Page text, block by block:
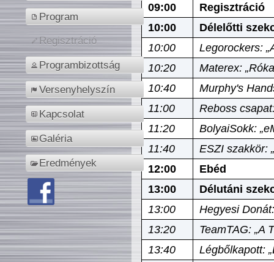
Program
Regisztráció
Programbizottság
Versenyhelyszín
Kapcsolat
Galéria
Eredmények
09:00
Regisztráció
10:00
Délelőtti
10:00
Legorockers:
10:20
Materex:
10:40
Murphy's
11:00
Reboss
11:20
BolyaiSokk:
11:40
ESZI szakkör:
12:00
Ebéd
13:00
Délutáni
13:00
Hegyesi
13:20
TeamTAG: „A
13:40
Légbőlkapott: